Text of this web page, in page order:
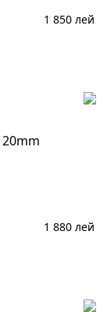
1 850 лей
1 880 лей